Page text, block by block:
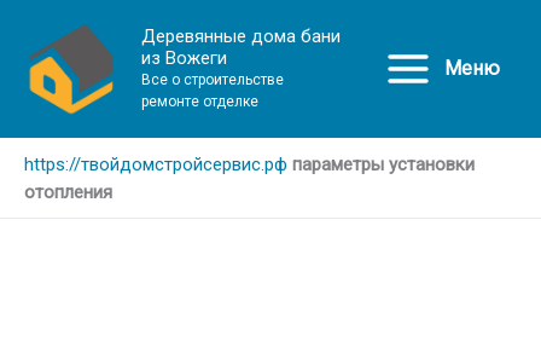
Деревянные дома бани
из Вожеги
Все о строительстве
ремонте отделке
Меню
https://твойдомстройсервис.рф параметры установки
отопления